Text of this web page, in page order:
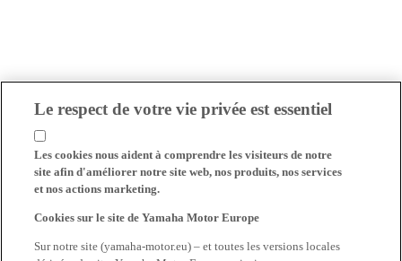
Le respect de votre vie privée est essentiel
Les cookies nous aident à comprendre les visiteurs de notre
site afin d'améliorer notre site web, nos produits, nos services
et nos actions marketing.
Cookies sur le site de Yamaha Motor Europe
Sur notre site (yamaha-motor.eu) – et toutes les versions locales